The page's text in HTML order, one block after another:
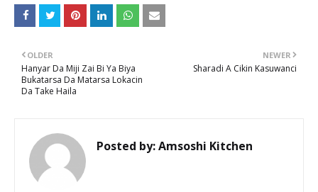
NEWER
Sharadi A Cikin Kasuwanci
OLDER
Hanyar Da Miji Zai Bi Ya Biya
Bukatarsa Da Matarsa Lokacin
Da Take Haila
Posted by:Amsoshi Kitchen